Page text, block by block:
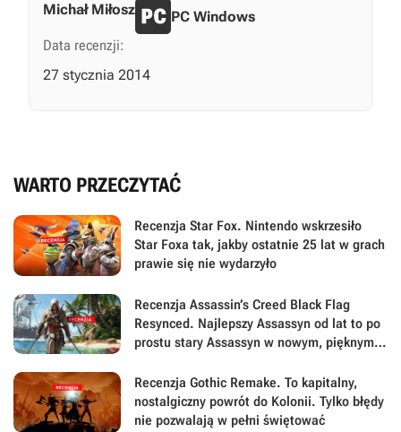
Michał Miłosz
PC Windows
Data recenzji:
27 stycznia 2014
WARTO PRZECZYTAĆ
Recenzja Star Fox. Nintendo wskrzesiło
Star Foxa tak, jakby ostatnie 25 lat w grach
prawie się nie wydarzyło
Recenzja Assassin’s Creed Black Flag
Resynced. Najlepszy Assassyn od lat to po
prostu stary Assassyn w nowym, pięknym
Recenzja Gothic Remake. To kapitalny,
nostalgiczny powrót do Kolonii. Tylko błędy
nie pozwalają w pełni świętować